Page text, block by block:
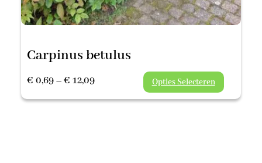
Carpinus betulus
€ 0,69–€ 12,09Prijsklasse:
€ 0,69
Opties Selecteren